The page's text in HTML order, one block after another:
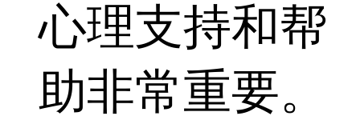
心理支持和帮
助非常重要。